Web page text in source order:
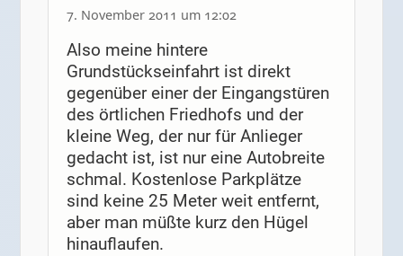
7. November 2011 um 12:02
Also meine hintere
Grundstückseinfahrt ist direkt
gegenüber einer der Eingangstüren
des örtlichen Friedhofs und der
kleine Weg, der nur für Anlieger
gedacht ist, ist nur eine Autobreite
schmal. Kostenlose Parkplätze
sind keine 25 Meter weit entfernt,
aber man müßte kurz den Hügel
hinauflaufen.